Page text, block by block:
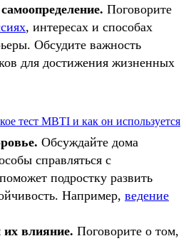
Поговорите
, интересах и способах
Обсудите важность
для достижения жизненных
тест MBTI и как он используется
Обсуждайте дома
справляться с
подростку развить
Например, ведение
влияние. Поговорите о том,